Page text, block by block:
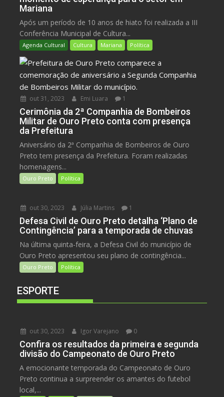
Mariana
Após um período de 10 anos de hiato foi realizada a III
Conferência Municipal de Cultura...
Agenda Cultural Cultura Mariana Política
out 31, 2023 Emi Luara 1
Cerimônia da 2ª Companhia de Bombeiros
Militar de Ouro Preto conta com presença
da Prefeitura
Aniversário da 2ª Companhia de Bombeiros de Ouro
Preto tem presença da Prefeitura. Foram realizadas
homenagens...
Ouro Preto Política
out 30, 2023 Júlia Martins 1
Defesa Civil de Ouro Preto detalha ‘Plano de
Contingência’ para a temporada de chuvas
Na última quinta-feira, a Defesa Civil do município de
Ouro Preto apresentou seu plano de contingência...
Ouro Preto Política
ESPORTE
out 30, 2023 Igor Varejano 0
Confira os resultados da primeira e segunda
divisão do Campeonato de Ouro Preto
A emocionante temporada do Campeonato de Ouro
Preto continua a surpreender os amantes do futebol
local,...